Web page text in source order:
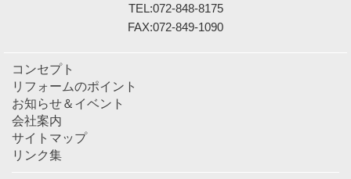
TEL:072-848-8175
FAX:072-849-1090
コンセプト
リフォームのポイント
お知らせ＆イベント
会社案内
サイトマップ
リンク集